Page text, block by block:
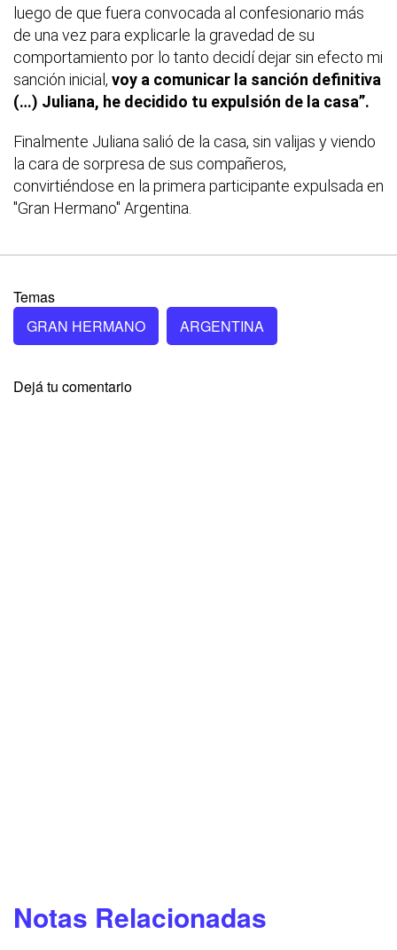
luego de que fuera convocada al confesionario más
de una vez para explicarle la gravedad de su
comportamiento por lo tanto decidí dejar sin efecto mi
sanción inicial, voy a comunicar la sanción definitiva
(…) Juliana, he decidido tu expulsión de la casa”.
Finalmente Juliana salió de la casa, sin valijas y viendo
la cara de sorpresa de sus compañeros,
convirtiéndose en la primera participante expulsada en
"Gran Hermano" Argentina.
Temas
GRAN HERMANO
ARGENTINA
Dejá tu comentario
Notas Relacionadas